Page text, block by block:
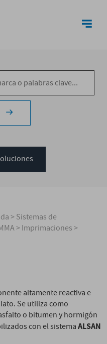
>Sistemas de
>Imprimaciones>
altamente reactiva e
Se utiliza como
o bitumen y hormigón
con el sistemaALSAN